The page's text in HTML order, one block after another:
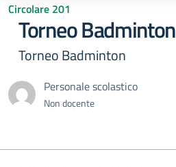
Circolare 201
Torneo Badminton
Torneo Badminton
Personale scolastico
Non docente